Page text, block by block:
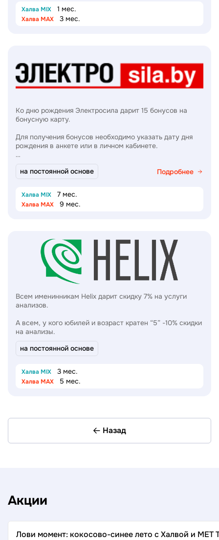
Халва MIX 1 мес.
Халва MAX 3 мес.
Ко дню рождения Электросила дарит 15 бонусов на
бонусную карту.
Для получения бонусов необходимо указать дату дня
рождения в анкете или в личном кабинете.
на постоянной основе
Подробнее
Халва MIX 7 мес.
Халва MAX 9 мес.
Всем именинникам Helix дарит скидку 7% на услуги
анализов.
А всем, у кого юбилей и возраст кратен “5” -10% скидки
на анализы.
на постоянной основе
Халва MIX 3 мес.
Халва MAX 5 мес.
Назад
Акции
Лови момент: кокосово-синее лето с Халвой и MET